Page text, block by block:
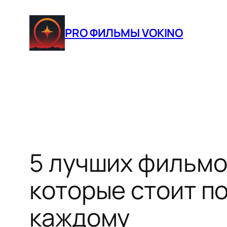
Перейти
содержимому
PRO ФИЛЬМЫ VOKINO
5 лучших
которые стоит
каждому